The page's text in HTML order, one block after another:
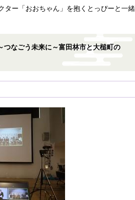
ター「おおちゃん」を抱くとっぴーと一緒
つなごう未来に～富田林市と大槌町の